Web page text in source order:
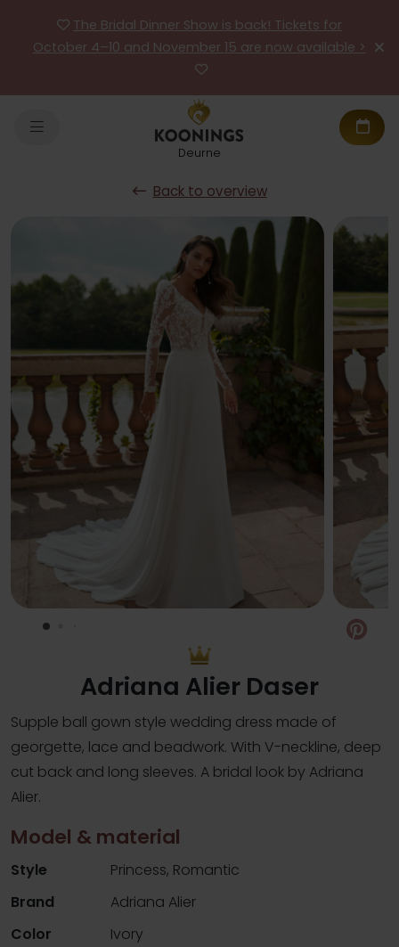
The Bridal Dinner Show is back! Tickets for
October 4–10 and November 15 are now available >
Deurne
Back to overview
Adriana Alier Daser
Supple ball gown style wedding dress made of
georgette, lace and beadwork. With V-neckline, deep
cut back and long sleeves. A bridal look by Adriana
Alier.
Model & material
Style
Princess, Romantic
Brand
Adriana Alier
Color
Ivory